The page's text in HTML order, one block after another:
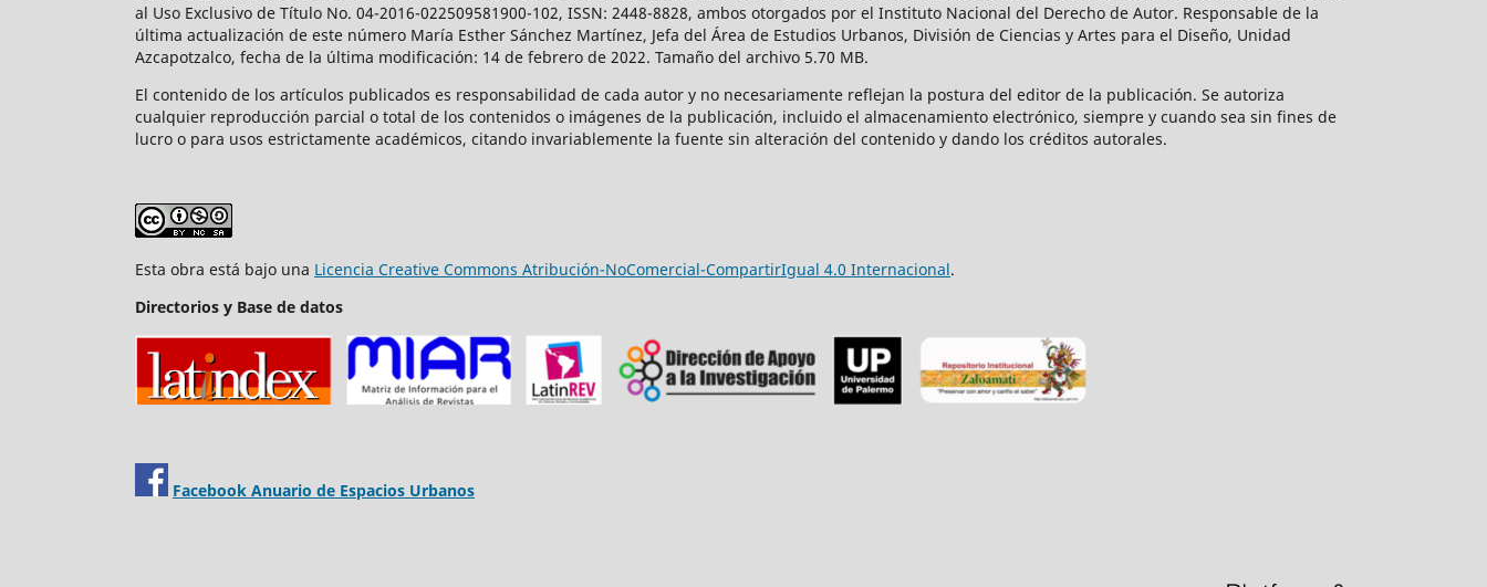
al Uso Exclusivo de Título No. 04-2016-022509581900-102, ISSN: 2448-8828, ambos otorgados por el Instituto Nacional del Derecho de Autor. Responsable de la
última actualización de este número María Esther Sánchez Martínez, Jefa del Área de Estudios Urbanos, División de Ciencias y Artes para el Diseño, Unidad
Azcapotzalco, fecha de la última modificación: 14 de febrero de 2022. Tamaño del archivo 5.70 MB.
El contenido de los artículos publicados es responsabilidad de cada autor y no necesariamente reflejan la postura del editor de la publicación. Se autoriza
cualquier reproducción parcial o total de los contenidos o imágenes de la publicación, incluido el almacenamiento electrónico, siempre y cuando sea sin fines de
lucro o para usos estrictamente académicos, citando invariablemente la fuente sin alteración del contenido y dando los créditos autorales.
Esta obra está bajo una Licencia Creative Commons Atribución-NoComercial-CompartirIgual 4.0 Internacional.
Directorios y Base de datos
Facebook Anuario de Espacios Urbanos